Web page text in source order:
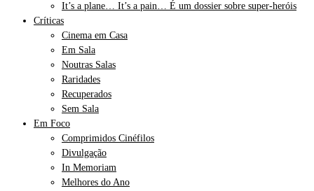
It’s a plane… It’s a pain… É um dossier sobre super-heróis
Críticas
Cinema em Casa
Em Sala
Noutras Salas
Raridades
Recuperados
Sem Sala
Em Foco
Comprimidos Cinéfilos
Divulgação
In Memoriam
Melhores do Ano